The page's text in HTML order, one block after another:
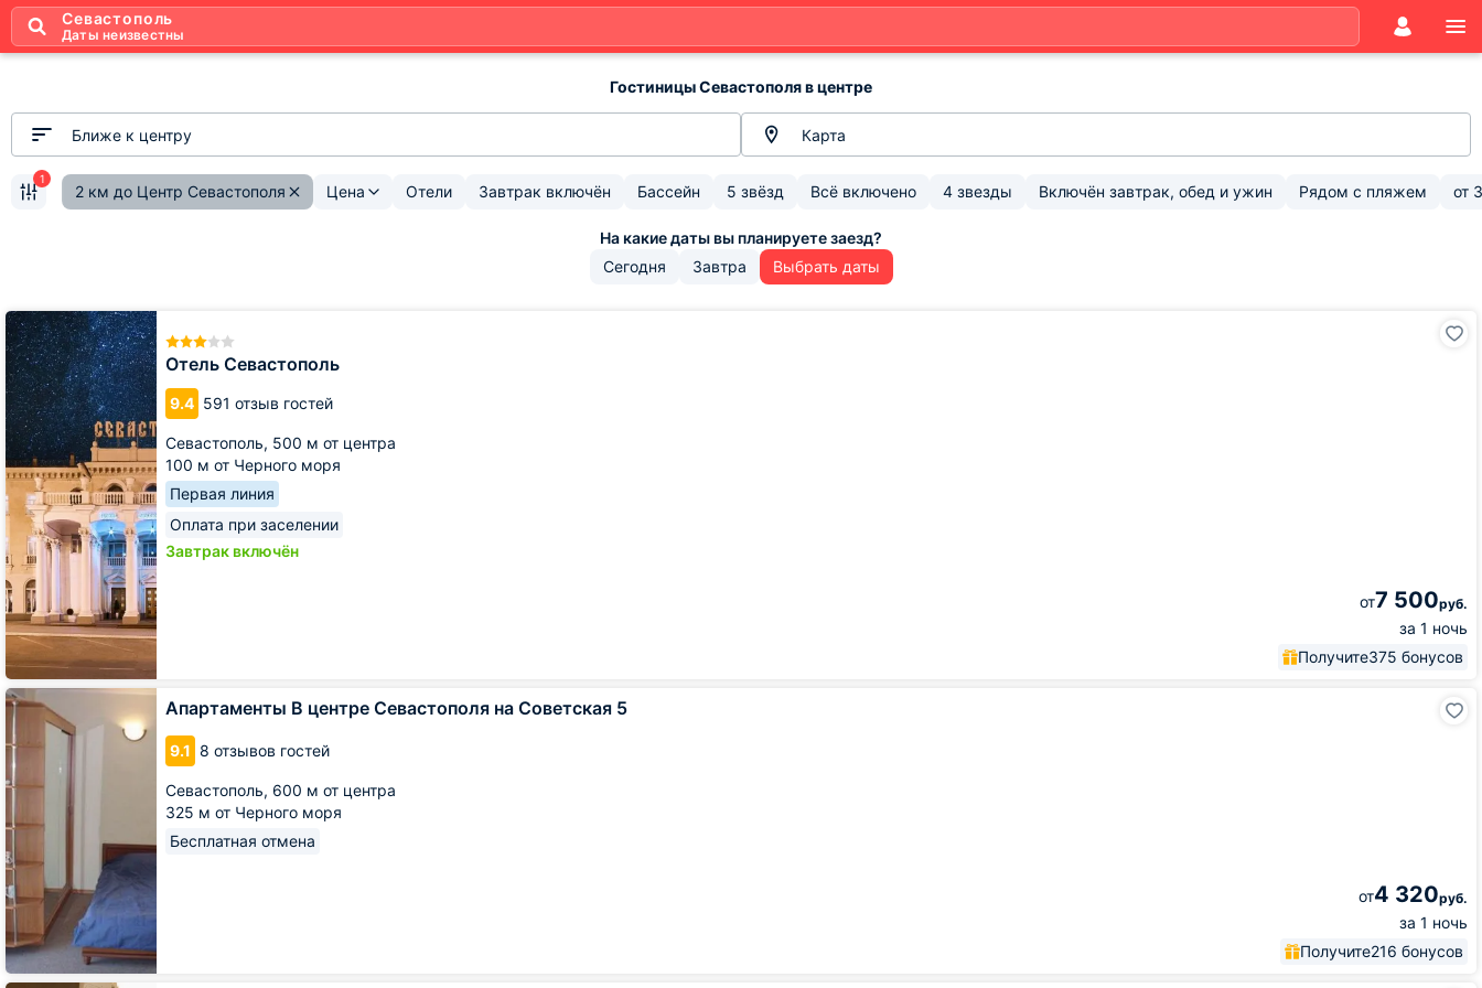
Севастополь
Даты неизвестны
Гостиницы Севастополя в центре
Ближе к центру Карта
2 км до Центр Севастополя Цена Отели Завтрак включён Бассейн 5 звёзд Всё включено 4 звезды Включён завтрак, обед и ужин Рядом с пляжем от
1
Сегодня Завтра Выбрать даты
Отель Севастополь
9.4 591 отзыв гостей
Севастополь, 500 м от центра
100 м от Черного моря
Первая линия
Оплата при заселении
Завтрак включён
от7 500руб.
за 1 ночь
Получите375 бонусов
Отель
Севастополь
Апартаменты В центре Севастополя на Советская 5
9.1 8 отзывов гостей
Севастополь, 600 м от центра
325 м от Черного моря
Бесплатная отмена
от4 320руб.
за 1 ночь
Получите216 бонусов
Апартаменты
В
центре
Севастополя
на
Советская